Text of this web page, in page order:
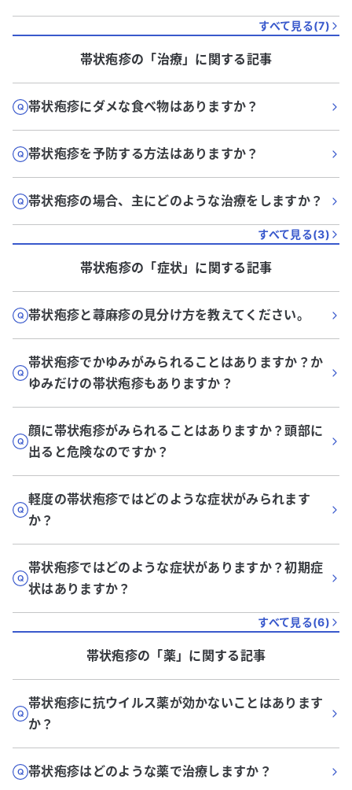
すべて見る(7)
帯状疱疹の「治療」に関する記事
帯状疱疹にダメな食べ物はありますか？
帯状疱疹を予防する方法はありますか？
帯状疱疹の場合、主にどのような治療をしますか？
すべて見る(3)
帯状疱疹の「症状」に関する記事
帯状疱疹と蕁麻疹の見分け方を教えてください。
帯状疱疹でかゆみがみられることはありますか？か
ゆみだけの帯状疱疹もありますか？
顔に帯状疱疹がみられることはありますか？頭部に
出ると危険なのですか？
軽度の帯状疱疹ではどのような症状がみられます
か？
帯状疱疹ではどのような症状がありますか？初期症
状はありますか？
すべて見る(6)
帯状疱疹の「薬」に関する記事
帯状疱疹に抗ウイルス薬が効かないことはあります
か？
帯状疱疹はどのような薬で治療しますか？